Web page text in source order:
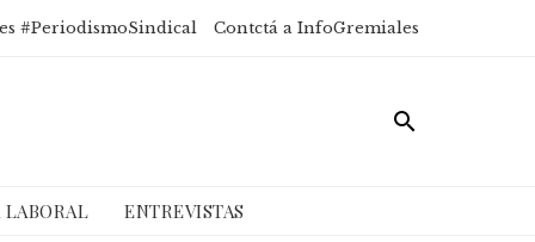
#PeriodismoSindical Contctá a InfoGremiales
LABORAL ENTREVISTAS